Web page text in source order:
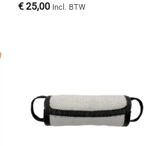
€25,00 Incl. BTW